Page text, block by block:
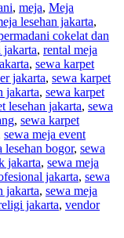
, meja, Meja
lesehan jakarta,
cokelat dan
jakarta, rental meja
, sewa karpet
jakarta, sewa karpet
jakarta, sewa karpet
lesehan jakarta, sewa
, sewa karpet
sewa meja event
lesehan bogor, sewa
jakarta, sewa meja
jakarta, sewa
jakarta, sewa meja
jakarta, vendor